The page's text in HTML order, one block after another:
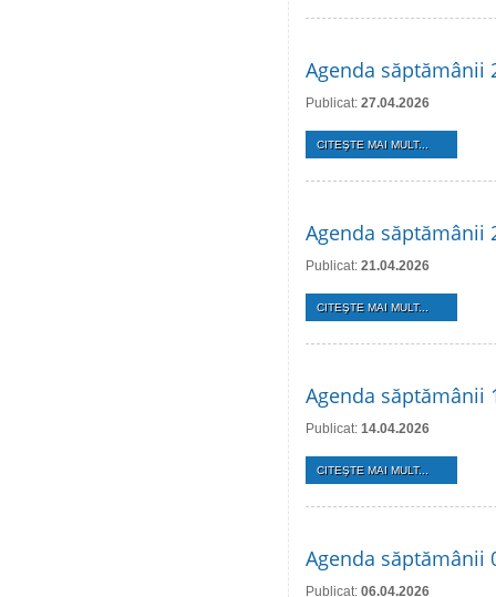
Agenda săptămânii
Publicat: 27.04.2026
CITEŞTE MAI MULT...
Agenda săptămânii
Publicat: 21.04.2026
CITEŞTE MAI MULT...
Agenda săptămânii
Publicat: 14.04.2026
CITEŞTE MAI MULT...
Agenda săptămânii
Publicat: 06.04.2026